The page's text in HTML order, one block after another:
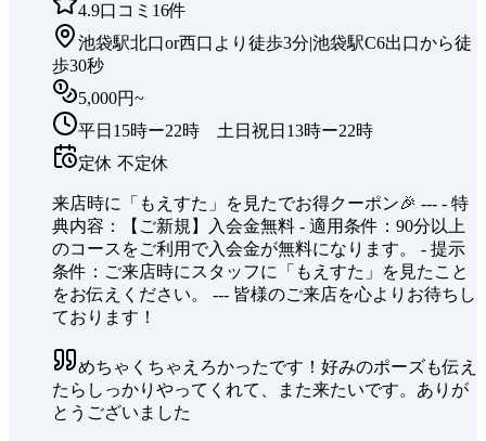
4.9口コミ 16件
池袋駅北口or西口より徒歩3分|池袋駅C6出口から徒
歩30秒
5,000円~
平日15時ー22時 土日祝日13時ー22時
定休 不定休
来店時に「もえすた」を見たでお得クーポン🎉 --- - 特
典内容：【ご新規】入会金無料 - 適用条件：90分以上
のコースをご利用で入会金が無料になります。 - 提示
条件：ご来店時にスタッフに「もえすた」を見たこと
をお伝えください。 --- 皆様のご来店を心よりお待ちし
ております！
めちゃくちゃえろかったです！好みのポーズも伝え
たらしっかりやってくれて、また来たいです。ありが
とうございました